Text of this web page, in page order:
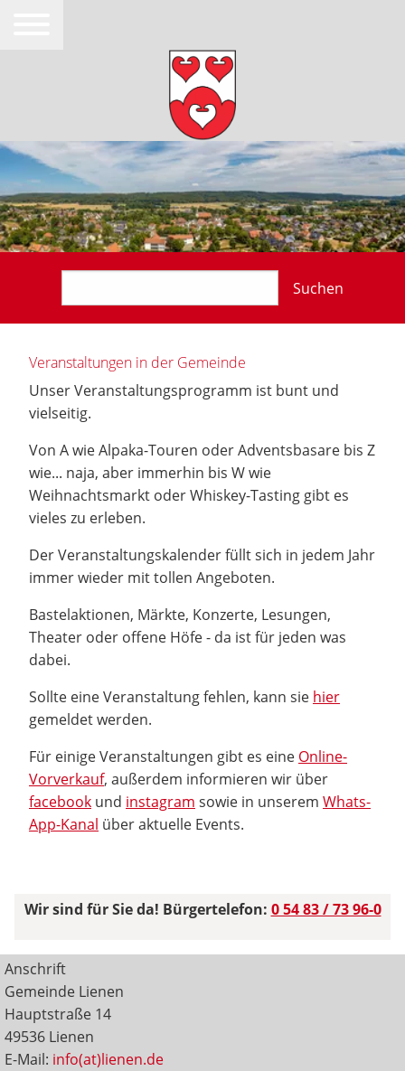
Suchen
Veranstaltungen in der Gemeinde
Unser Veranstaltungsprogramm ist bunt und
vielseitig.
Von A wie Alpaka-Touren oder Adventsbasare bis Z
wie... naja, aber immerhin bis W wie
Weihnachtsmarkt oder Whiskey-Tasting gibt es
vieles zu erleben.
Der Veranstaltungskalender füllt sich in jedem Jahr
immer wieder mit tollen Angeboten.
Bastelaktionen, Märkte, Konzerte, Lesungen,
Theater oder offene Höfe - da ist für jeden was
dabei.
Sollte eine Veranstaltung fehlen, kann sie hier
gemeldet werden.
Für einige Veranstaltungen gibt es eine Online-
Vorverkauf, außerdem informieren wir über
facebook und instagram sowie in unserem Whats-
App-Kanal über aktuelle Events.
Wir sind für Sie da! Bürgertelefon: 0 54 83 / 73 96-0
Anschrift
Gemeinde Lienen
Hauptstraße 14
49536 Lienen
E-Mail: info(at)lienen.de